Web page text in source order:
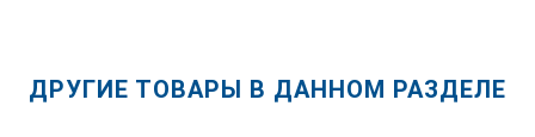
ДРУГИЕ ТОВАРЫ В ДАННОМ РАЗДЕЛЕ